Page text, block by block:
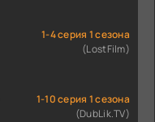
1-4 серия 1 сезона
(LostFilm)
1-10 серия 1 сезона
(DubLik.TV)